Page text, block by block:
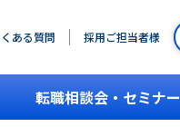
ある質問 採用ご担当者様
転職相談会・セミナー